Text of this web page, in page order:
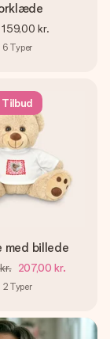
159,00 kr.
6 Typer
Tilbud
med billede
207,00 kr.
2 Typer